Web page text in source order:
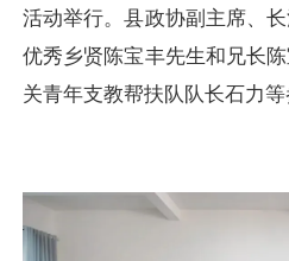
活动举行。县政协副主席、
优秀乡贤陈宝丰先生和兄长
关青年支教帮扶队队长石力等